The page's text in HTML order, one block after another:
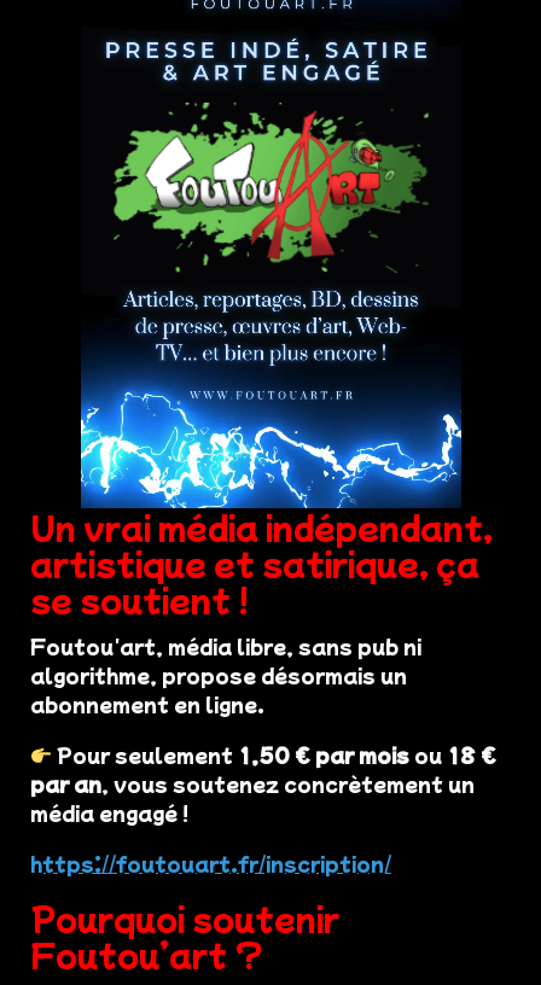
Un vrai média indépendant,
artistique et satirique, ça
se soutient !
Foutou'art, média libre, sans pub ni
algorithme, propose désormais un
abonnement en ligne.
Pour seulement 1,50 € par mois ou 18 €
par an, vous soutenez concrètement un
média engagé !
https://foutouart.fr/inscription/
Pourquoi soutenir
Foutou’art ?